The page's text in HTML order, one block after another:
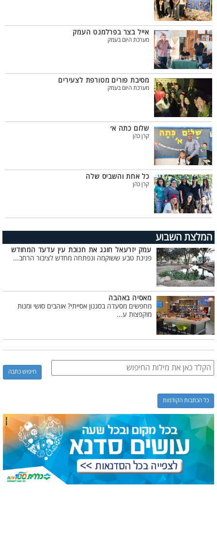
אייל בצר בפרלמנט העמק
מערכת היום בעמק
מסיבת פורים מטורפת לצעירים
מערכת היום בעמק
שלום כתה א׳
קרן כהן
כל אחת והשביס שלה
קרן כהן
המלצת השבוע
עמק יזרעאל חוגג את חנוכת עין עדעד המחודש
פנינת טבע ששוקמה ונפתחה מחדש לציבור הרחב...
מאסיה באהבה
מחפשים מסעדה בסגנון אסייתי? אוהבים סושי ומנות
מוקפצות ע...
כל הכתבות הקודמות